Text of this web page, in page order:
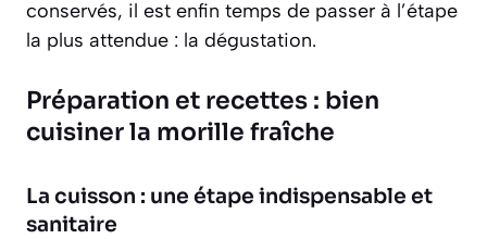
conservés, il est enfin temps de passer à l’étape
la plus attendue : la dégustation.
Préparation et recettes : bien
cuisiner la morille fraîche
La cuisson : une étape indispensable et
sanitaire